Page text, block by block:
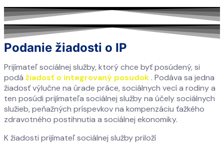
Podanie žiadosti o IP
Prijímateľ sociálnej služby, ktorý chce byť posúdený, si
podá žiadosť o integrovaný posudok . Podáva sa jedna
žiadosť výlučne na úrade práce, sociálnych vecí a rodiny a
ten posúdi prijímateľa sociálnej služby na účely sociálnych
služieb, peňažných príspevkov na kompenzáciu ťažkého
zdravotného postihnutia a sociálnej ekonomiky.
K žiadosti prijímateľ sociálnej služby priloží